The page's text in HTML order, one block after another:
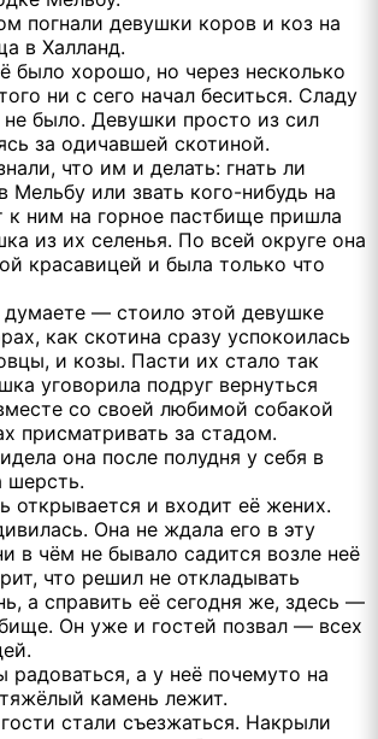
девушки коров и коз на
в Халланд.
хорошо, но через несколько
ни с сего начал беситься. Сладу
было. Девушки просто из сил
за одичавшей скотиной.
что им и делать: гнать ли
Мельбу или звать кого-нибудь на
ним на горное пастбище пришла
из их селенья. По всей округе она
красавицей и была только что
— стоило этой девушке
как скотина сразу успокоилась
и козы. Пасти их стало так
уговорила подруг вернуться
со своей любимой собакой
присматривать за стадом.
она после полудня у себя в
шерсть.
и входит её жених.
Она не ждала его в эту
в чём не бывало садится возле неё
что решил не откладывать
а справить её сегодня же, здесь —
Он уже и гостей позвал — всех
а у неё почемуто на
камень лежит.
стали съезжаться. Накрыли